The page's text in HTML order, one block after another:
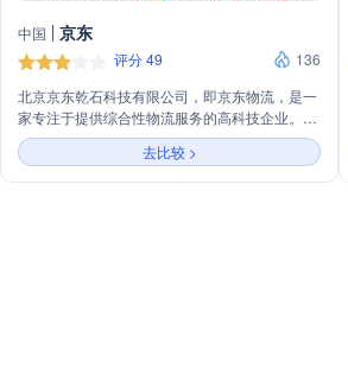
中国 京东
评分 49
136
北京京东乾石科技有限公司，即京东物流，是一
家专注于提供综合性物流服务的高科技企业。公
司以强大的技术实力和创新能力，构建了包括仓
配服务、快递快运、大件服务、冷链服务、跨境
服务等在内的全方位物流服务体系。通过智能化
去比较 >